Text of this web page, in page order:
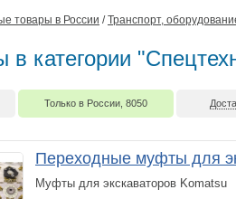
товары в России /Транспорт,
в категории
Только в России, 8050
Переходные муфты для
Муфты для экскаваторов Komatsu